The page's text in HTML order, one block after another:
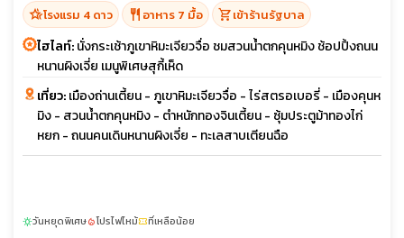
hotel_classโรงแรม 4 ดาว restaurant อาหาร 7 มื้อ shopping_cartเข้าร้านรัฐบาล
ไฮไลท์:นั่งกระเช้าภูเขาหิมะเจียวจื่อ ชมสวนน้ำตกคุนหมิง ช้อปปิ้งถนน
หนานผิงเจี่ย เมนูพิเศษสุกี้เห็ด
เที่ยว:เมืองถ่านเตี้ยน - ภูเขาหิมะเจียวจื่อ - ไร่สตรอเบอรี่ - เมืองคุนห
มิง - สวนน้ำตกคุนหมิง - ตำหนักทองจินเตี้ยน - ซุ้มประตูม้าทองไก่
หยก - ถนนคนเดินหนานผิงเจี่ย - ทะเลสาบเตียนฉือ
sunnyวันหยุดพิเศษlocal_fire_departmentโปรไฟไหม้confirmation_numberที่เหลือน้อย